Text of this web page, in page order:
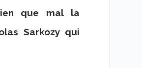
que mal la
Sarkozy qui